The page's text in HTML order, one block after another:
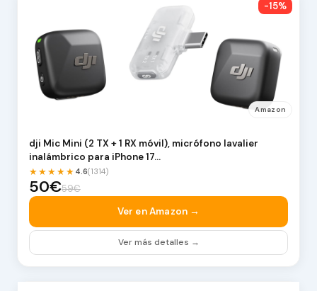
-15%
Amazon
dji Mic Mini (2 TX + 1 RX móvil), micrófono lavalier
inalámbrico para iPhone 17…
★★★★★ 4.6(1314)
50€59€
Ver en Amazon →
Ver más detalles →